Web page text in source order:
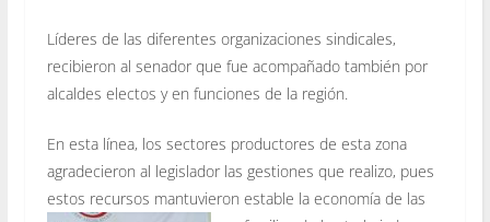
Líderes de las diferentes organizaciones sindicales,
recibieron al senador que fue acompañado también por
alcaldes electos y en funciones de la región.
En esta línea, los sectores productores de esta zona
agradecieron al legislador las gestiones que realizo, pues
estos recursos mantuvieron estable la economía de las